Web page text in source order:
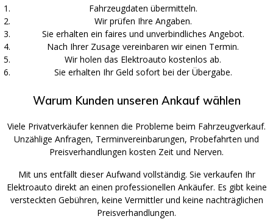
Fahrzeugdaten übermitteln.
Wir prüfen Ihre Angaben.
Sie erhalten ein faires und unverbindliches Angebot.
Nach Ihrer Zusage vereinbaren wir einen Termin.
Wir holen das Elektroauto kostenlos ab.
Sie erhalten Ihr Geld sofort bei der Übergabe.
Warum Kunden unseren Ankauf wählen
Viele Privatverkäufer kennen die Probleme beim Fahrzeugverkauf.
Unzählige Anfragen, Terminvereinbarungen, Probefahrten und
Preisverhandlungen kosten Zeit und Nerven.
Mit uns entfällt dieser Aufwand vollständig. Sie verkaufen Ihr
Elektroauto direkt an einen professionellen Ankäufer. Es gibt keine
versteckten Gebühren, keine Vermittler und keine nachträglichen
Preisverhandlungen.